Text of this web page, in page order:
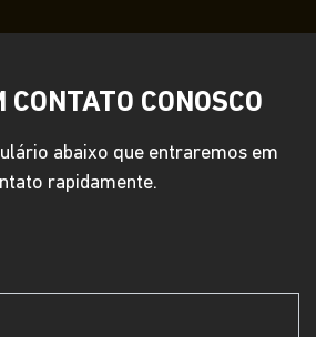
CONTATO CONOSCO
abaixo que entraremos em
rapidamente.